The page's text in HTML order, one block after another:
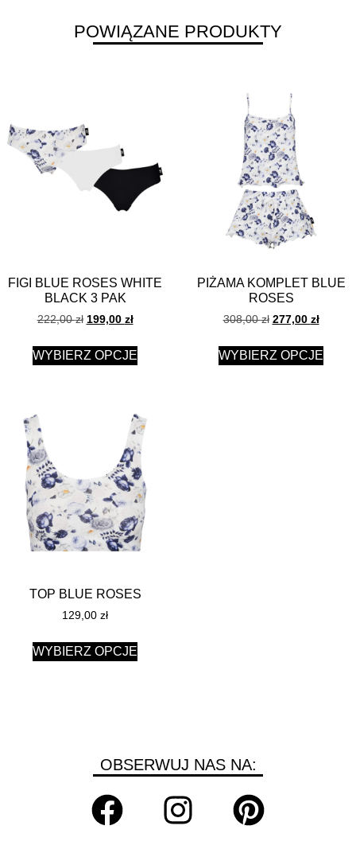
POWIĄZANE PRODUKTY
FIGI BLUE ROSES WHITE
BLACK 3 PAK
222,00zł 199,00 zł
WYBIERZ OPCJE
PIŻAMA KOMPLET BLUE
ROSES
308,00zł 277,00 zł
WYBIERZ OPCJE
TOP BLUE ROSES
129,00 zł
WYBIERZ OPCJE
OBSERWUJ NAS NA: